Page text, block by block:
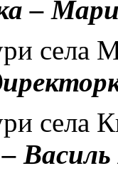
–
села
села